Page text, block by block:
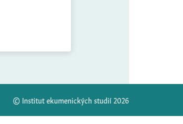
© Institut ekumenických studií 2026